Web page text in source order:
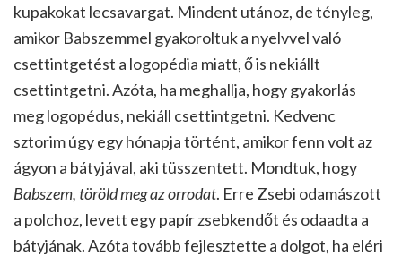
kupakokat lecsavargat. Mindent utánoz, de tényleg,
amikor Babszemmel gyakoroltuk a nyelvvel való
csettintgetést a logopédia miatt, ő is nekiállt
csettintgetni. Azóta, ha meghallja, hogy gyakorlás
meg logopédus, nekiáll csettintgetni. Kedvenc
sztorim úgy egy hónapja történt, amikor fenn volt az
ágyon a bátyjával, aki tüsszentett. Mondtuk, hogy
Babszem, töröld meg az orrodat. Erre Zsebi odamászott
a polchoz, levett egy papír zsebkendőt és odaadta a
bátyjának. Azóta tovább fejlesztette a dolgot, ha eléri